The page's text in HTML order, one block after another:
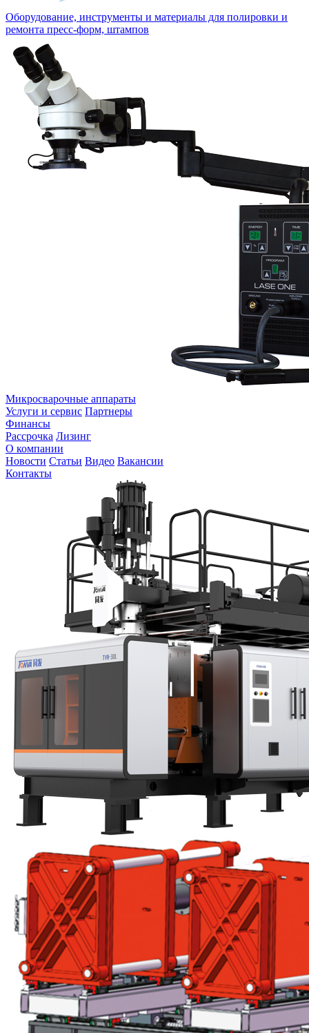
Оборудование, инструменты и материалы для полировки и
ремонта пресс-форм, штампов
Микросварочные аппараты
Услуги и сервис Партнеры
Финансы
Рассрочка Лизинг
О компании
Новости Статьи Видео Вакансии
Контакты